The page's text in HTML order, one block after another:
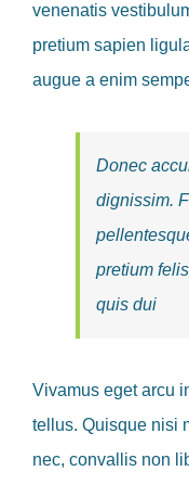
venenatis
pretium sapien
augue a enim
Donec
dignissim.
pretium
quis dui
Vivamus eget arcu
tellus. Quisque nisi
nec, convallis non